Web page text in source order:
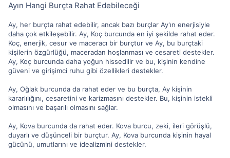
Ayın Hangi Burçta Rahat Edebileceği
Ay, her burçta rahat edebilir, ancak bazı burçlar Ay'ın enerjisiyle
daha çok etkileşebilir. Ay, Koç burcunda en iyi şekilde rahat eder.
Koç, enerjik, cesur ve maceracı bir burçtur ve Ay, bu burçtaki
kişilerin özgürlüğü, maceradan hoşlanması ve cesareti destekler.
Ay, Koç burcunda daha yoğun hissedilir ve bu, kişinin kendine
güveni ve girişimci ruhu gibi özellikleri destekler.
Ay, Oğlak burcunda da rahat eder ve bu burçta, Ay kişinin
kararlılığını, cesaretini ve karizmasını destekler. Bu, kişinin istekli
olmasını ve başarılı olmasını sağlar.
Ay, Kova burcunda da rahat eder. Kova burcu, zeki, ileri görüşlü,
duyarlı ve düşünceli bir burçtur. Ay, Kova burcunda kişinin hayal
gücünü, umutlarını ve idealizmini destekler.